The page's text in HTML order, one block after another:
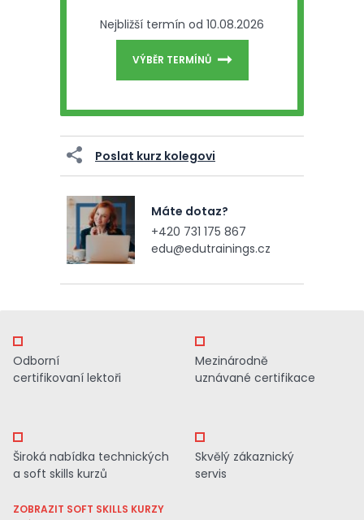
Nejbližší termín od 10.08.2026
VÝBĚR TERMÍNŮ
Poslat kurz kolegovi
Máte dotaz?
+420 731 175 867
edu@edutrainings.cz
Odborní
certifikovaní lektoři
Mezinárodně
uznávané certifikace
Široká nabídka technických
a soft skills kurzů
ZOBRAZIT SOFT SKILLS KURZY
Skvělý zákaznický
servis